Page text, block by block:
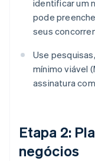
identificar um
pode
seus
Use
mínimo viável
assinatura
Etapa 2:
negócios